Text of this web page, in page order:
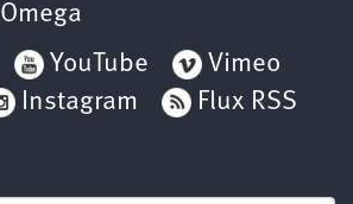
Omega
YouTube
Vimeo
Instagram
Flux RSS